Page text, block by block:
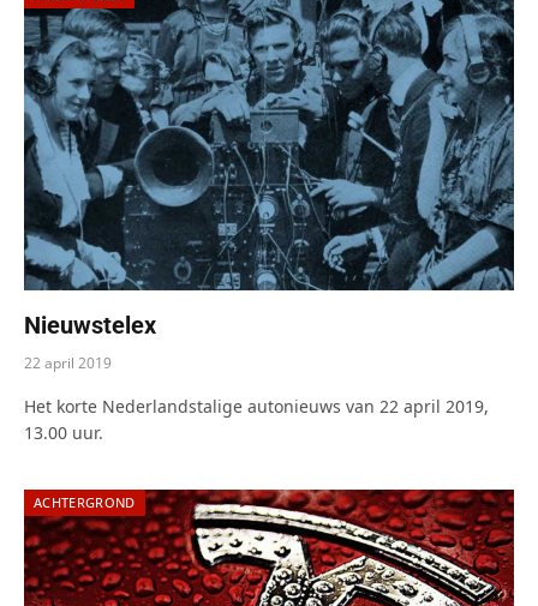
Nieuwstelex
22 april 2019
Het korte Nederlandstalige autonieuws van 22 april 2019,
13.00 uur.
ACHTERGROND